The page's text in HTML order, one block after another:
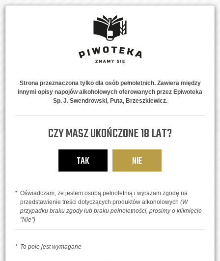
MENU 0
Strona przeznaczona tylko dla osób pełnoletnich. Zawiera między
innymi opisy napojów alkoholowych oferowanych przez Epiwoteka
Sp. J. Swendrowski, Puta, Brzeszkiewicz.
CZY MASZ UKOŃCZONE 18 LAT?
TAK NIE
Oświadczam, że jestem osobą pełnoletnią i wyrażam zgodę na
przedstawienie treści dotyczących produktów alkoholowych (W
przypadku braku zgody lub braku pełnoletności, prosimy o kliknięcie
"Nie")
To pole jest wymagane